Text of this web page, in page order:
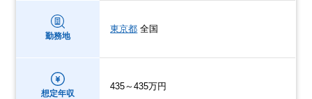
勤務地
東京都 全国
想定年収
435～435万円